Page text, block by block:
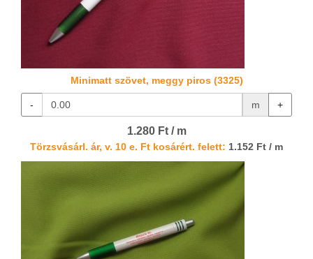
Minimatt szövet, meggy piros (3325)
- m +
1.280 Ft / m
Törzsvásárl. ár, v. 10 e. Ft kosárért. felett: 1.152 Ft / m